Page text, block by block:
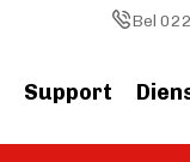
Bel
Image
Support